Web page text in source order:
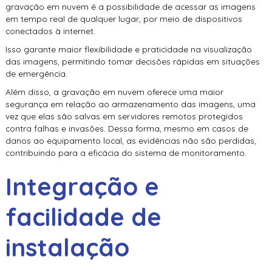
gravação em nuvem é a possibilidade de acessar as imagens
em tempo real de qualquer lugar, por meio de dispositivos
conectados à internet.
Isso garante maior flexibilidade e praticidade na visualização
das imagens, permitindo tomar decisões rápidas em situações
de emergência.
Além disso, a gravação em nuvem oferece uma maior
segurança em relação ao armazenamento das imagens, uma
vez que elas são salvas em servidores remotos protegidos
contra falhas e invasões. Dessa forma, mesmo em casos de
danos ao equipamento local, as evidências não são perdidas,
contribuindo para a eficácia do sistema de monitoramento.
Integração e
facilidade de
instalação